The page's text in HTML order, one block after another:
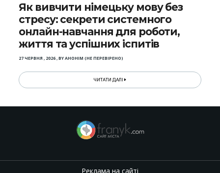
Як вивчити німецьку мову без
стресу: секрети системного
онлайн-навчання для роботи,
життя та успішних іспитів
27 ЧЕРВНЯ , 2026,BYАНОНІМ (НЕ ПЕРЕВІРЕНО)
ЧИТАТИ ДАЛІ
Реклама на сайті